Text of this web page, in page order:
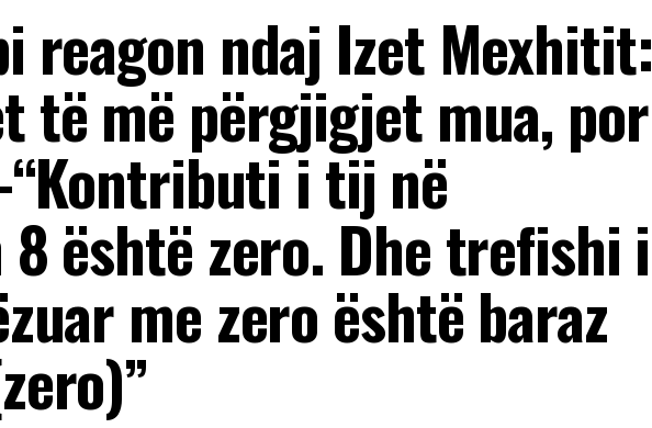
reagon ndaj Izet Mexhitit:
të më përgjigjet mua, por
i tij në
është zero. Dhe trefishi i
me zero është baraz